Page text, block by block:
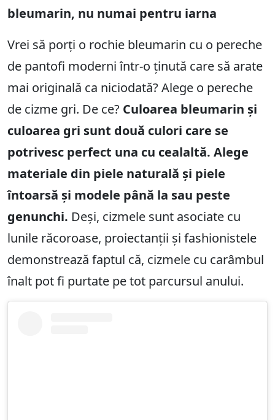
bleumarin, nu numai pentru iarna
Vrei să porți o rochie bleumarin cu o pereche
de pantofi moderni într-o ținută care să arate
mai originală ca niciodată? Alege o pereche
de cizme gri. De ce? Culoarea bleumarin și
culoarea gri sunt două culori care se
potrivesc perfect una cu cealaltă. Alege
materiale din piele naturală și piele
întoarsă și modele până la sau peste
genunchi. Deși, cizmele sunt asociate cu
lunile răcoroase, proiectanții și fashionistele
demonstrează faptul că, cizmele cu carâmbul
înalt pot fi purtate pe tot parcursul anului.